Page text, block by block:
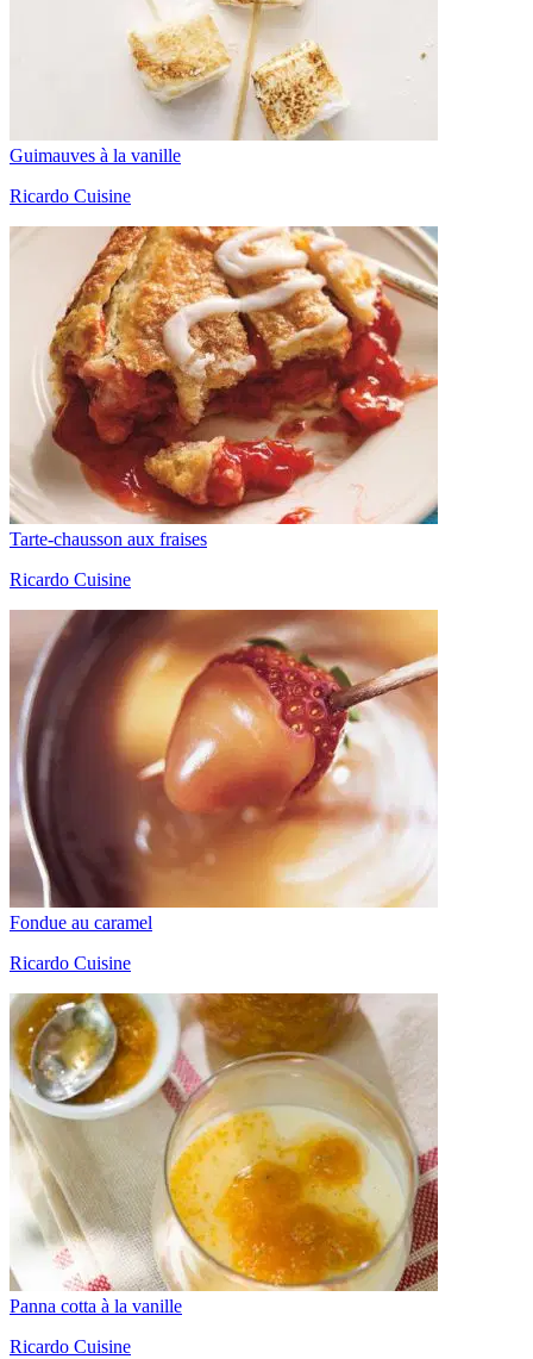
Guimauves à la vanille
Ricardo Cuisine
Tarte-chausson aux fraises
Ricardo Cuisine
Fondue au caramel
Ricardo Cuisine
Panna cotta à la vanille
Ricardo Cuisine